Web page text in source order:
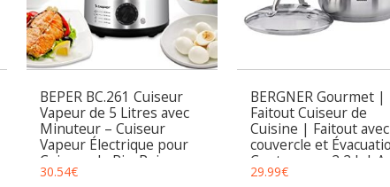
BEPER BC.261 Cuiseur
Vapeur de 5 Litres avec
Minuteur – Cuiseur
Vapeur Électrique pour
Cuiseur de Riz, Poisson,
Raviolis, Légumes,
30.54€
BERGNER Gourmet |
Faitout Cuiseur de
Cuisine | Faitout avec
couvercle et
Contenance 2,2 L |
Inoxydable | Très
29.99€